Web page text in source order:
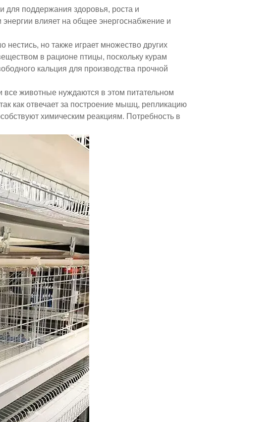
поддержания здоровья, роста и
влияет на общее энергоснабжение и
но также играет множество других
в рационе птицы, поскольку курам
кальция для производства прочной
животные нуждаются в этом питательном
как отвечает за построение мышц, репликацию
химическим реакциям. Потребность в